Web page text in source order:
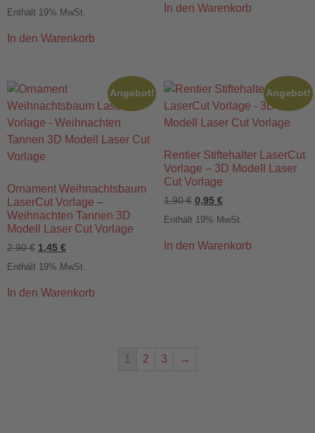
Enthält 19% MwSt.
In den Warenkorb
In den Warenkorb
Angebot!
Ornament Weihnachtsbaum
LaserCut Vorlage –
Weihnachten Tannen 3D
Modell Laser Cut Vorlage
2,90€ 1,45 €
Enthält 19% MwSt.
In den Warenkorb
Angebot!
Rentier Stiftehalter LaserCut
Vorlage – 3D Modell Laser
Cut Vorlage
1,90€ 0,95 €
Enthält 19% MwSt.
In den Warenkorb
1 2 3 →